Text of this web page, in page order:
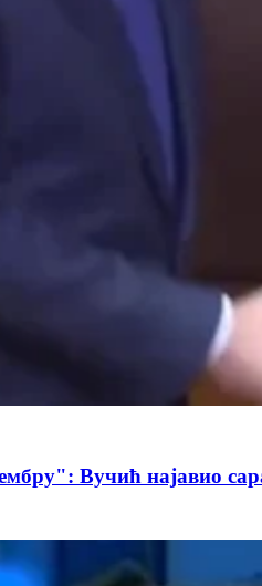
Вучић најавио